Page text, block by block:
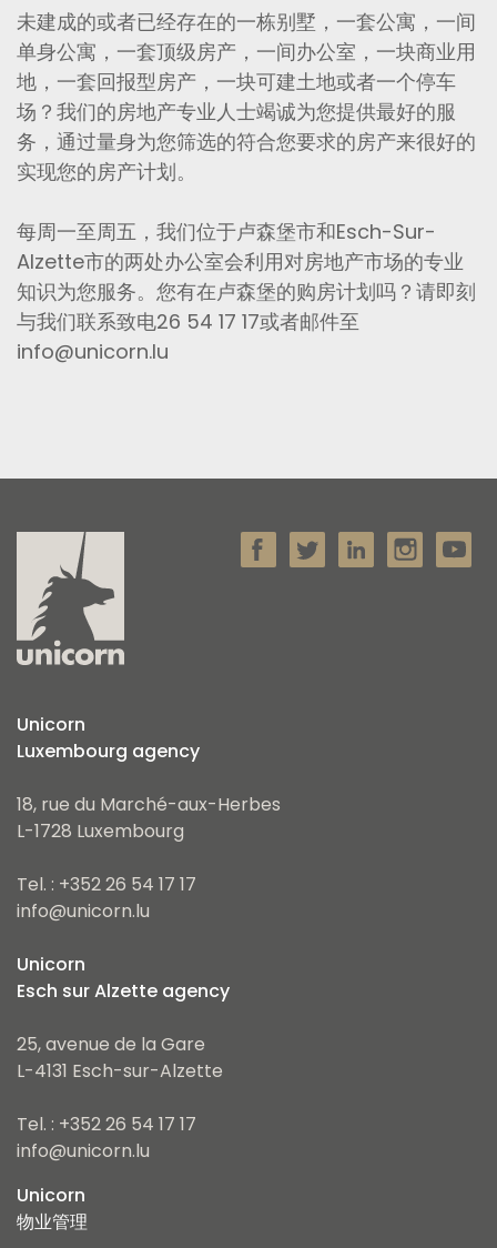
未建成的或者已经存在的一栋别墅，一套公寓，一间
单身公寓，一套顶级房产，一间办公室，一块商业用
地，一套回报型房产，一块可建土地或者一个停车
场？我们的房地产专业人士竭诚为您提供最好的服
务，通过量身为您筛选的符合您要求的房产来很好的
实现您的房产计划。
每周一至周五，我们位于卢森堡市和Esch-Sur-
Alzette市的两处办公室会利用对房地产市场的专业
知识为您服务。您有在卢森堡的购房计划吗？请即刻
与我们联系致电26 54 17 17或者邮件至
info@unicorn.lu
Unicorn
Luxembourg agency
18, rue du Marché-aux-Herbes
L-1728 Luxembourg
Tel. : +352 26 54 17 17
info@unicorn.lu
Unicorn
Esch sur Alzette agency
25, avenue de la Gare
L-4131 Esch-sur-Alzette
Tel. : +352 26 54 17 17
info@unicorn.lu
Unicorn
物业管理